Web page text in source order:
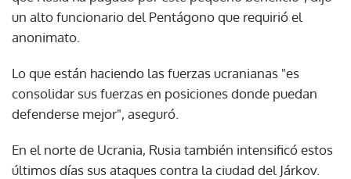
un alto funcionario del Pentágono que requirió el
anonimato.
Lo que están haciendo las fuerzas ucranianas "es
consolidar sus fuerzas en posiciones donde puedan
defenderse mejor", aseguró.
En el norte de Ucrania, Rusia también intensificó estos
últimos días sus ataques contra la ciudad del Járkov.